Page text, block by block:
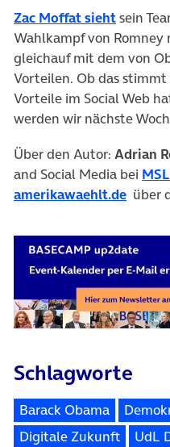
Zac Moffat sieht(öffnet
sein
Wahlkampf von
gleichauf mit dem von
Vorteilen. Ob das
Vorteile im Social Web
werden wir nächste
Über den Autor: Adrian
and Social Media bei
amerikawaehlt.de(öffnet
über
Schlagworte
Barack Obama
Digitale Zukunft
UdL